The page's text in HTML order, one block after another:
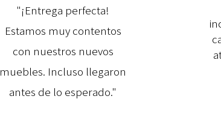
"¡Entrega perfecta!
Estamos muy contentos
con nuestros nuevos
muebles. Incluso llegaron
antes de lo esperado."